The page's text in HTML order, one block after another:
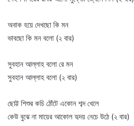
অবাক হয়ে দেখছো কি মন
ভাবছো কি মন বলো (২ বার)
সুবহান আল্লাহ বলো রে মন
সুবহান আল্লাহ বলো (২ বার)
ছোট্ট শিশুর কচি ঠোঁটে একোন শব্দ খেলে
কেউ বুঝে না মায়ের আকোল হৃদয় নেচে উঠে (২ বার)